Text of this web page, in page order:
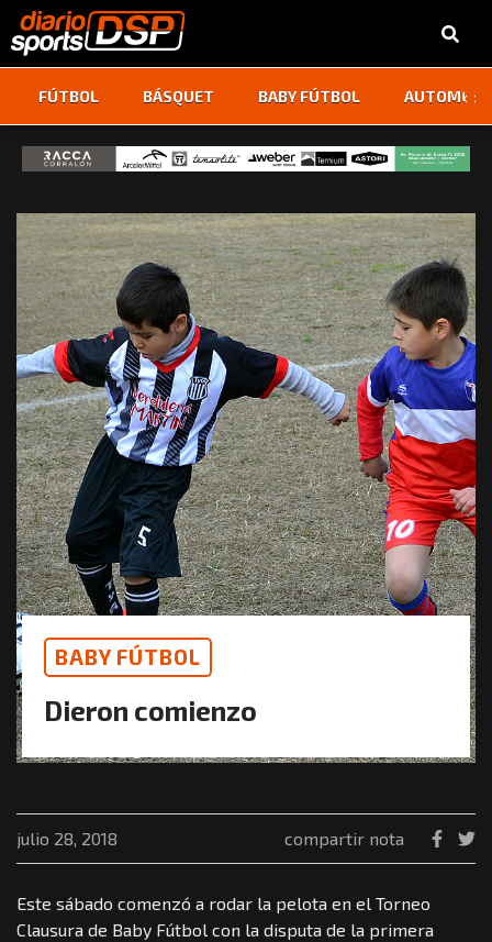
FÚTBOL BÁSQUET BABY FÚTBOL ‹ ›
BABY FÚTBOL
Dieron comienzo
julio 28, 2018 compartir nota
Este sábado comenzó a rodar la pelota en el Torneo
Clausura de Baby Fútbol con la disputa de la primera